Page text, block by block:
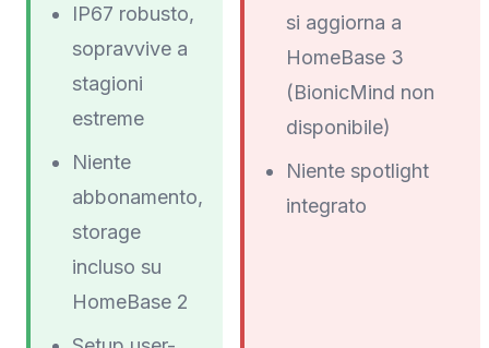
IP67 robusto,
sopravvive a
stagioni
estreme
Niente
abbonamento,
storage
incluso su
HomeBase 2
si aggiorna a
HomeBase 3
(BionicMind non
disponibile)
Niente spotlight
integrato